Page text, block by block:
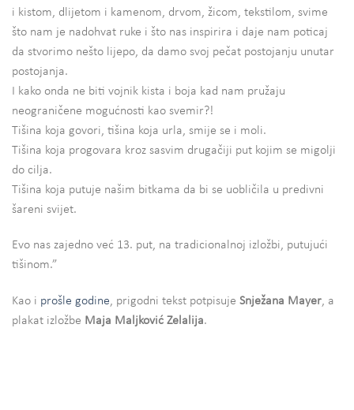
i kistom, dlijetom i kamenom, drvom, žicom, tekstilom, svime
što nam je nadohvat ruke i što nas inspirira i daje nam poticaj
da stvorimo nešto lijepo, da damo svoj pečat postojanju unutar
postojanja.
I kako onda ne biti vojnik kista i boja kad nam pružaju
neograničene mogućnosti kao svemir?!
Tišina koja govori, tišina koja urla, smije se i moli.
Tišina koja progovara kroz sasvim drugačiji put kojim se migolji
do cilja.
Tišina koja putuje našim bitkama da bi se uobličila u predivni
šareni svijet.
Evo nas zajedno već 13. put, na tradicionalnoj izložbi, putujući
tišinom.”
Kao i prošle godine, prigodni tekst potpisuje Snježana Mayer, a
plakat izložbe Maja Maljković Zelalija.